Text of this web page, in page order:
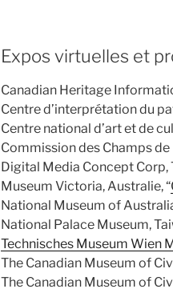
Expos virtuelles et
Canadian Heritage
Centre d’interprétation du
Centre national d’art et de
Commission des Champs de
Digital Media Concept Corp,
Museum Victoria, Australie, “
National Museum of
National Palace Museum,
Technisches Museum Wien
The Canadian Museum of
The Canadian Museum of